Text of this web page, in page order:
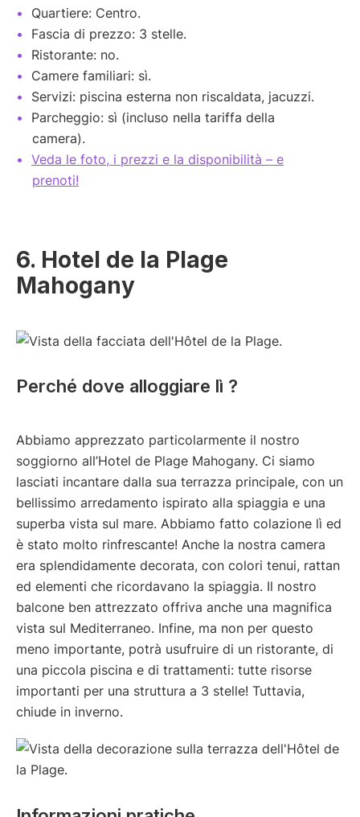
Quartiere: Centro.
Fascia di prezzo: 3 stelle.
Ristorante: no.
Camere familiari: sì.
Servizi: piscina esterna non riscaldata, jacuzzi.
Parcheggio: sì (incluso nella tariffa della
camera).
Veda le foto, i prezzi e la disponibilità – e
prenoti!
6. Hotel de la Plage
Mahogany
Perché dove alloggiare lì ?
Abbiamo apprezzato particolarmente il nostro
soggiorno all’Hotel de Plage Mahogany. Ci siamo
lasciati incantare dalla sua terrazza principale, con un
bellissimo arredamento ispirato alla spiaggia e una
superba vista sul mare. Abbiamo fatto colazione lì ed
è stato molto rinfrescante! Anche la nostra camera
era splendidamente decorata, con colori tenui, rattan
ed elementi che ricordavano la spiaggia. Il nostro
balcone ben attrezzato offriva anche una magnifica
vista sul Mediterraneo. Infine, ma non per questo
meno importante, potrà usufruire di un ristorante, di
una piccola piscina e di trattamenti: tutte risorse
importanti per una struttura a 3 stelle! Tuttavia,
chiude in inverno.